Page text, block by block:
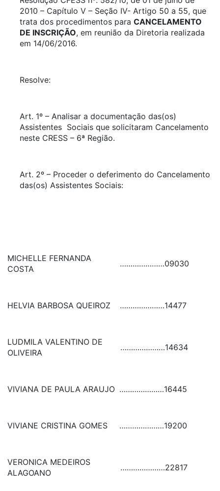
2010 – Capítulo V – Seção IV- Artigo 50 a 55, que
trata dos procedimentos para CANCELAMENTO
DE INSCRIÇÃO, em reunião da Diretoria realizada
em 14/06/2016.
Resolve:
Art. 1º – Analisar a documentação das(os)
Assistentes Sociais que solicitaram Cancelamento
neste CRESS – 6ª Região.
Art. 2º – Proceder o deferimento do Cancelamento
das(os) Assistentes Sociais:
MICHELLE FERNANDA
COSTA
…………………09030
HELVIA BARBOSA QUEIROZ …………………14477
LUDMILA VALENTINO DE
OLIVEIRA
…………………14634
VIVIANA DE PAULA ARAUJO …………………16445
VIVIANE CRISTINA GOMES …………………19200
VERONICA MEDEIROS
ALAGOANO
…………………22817